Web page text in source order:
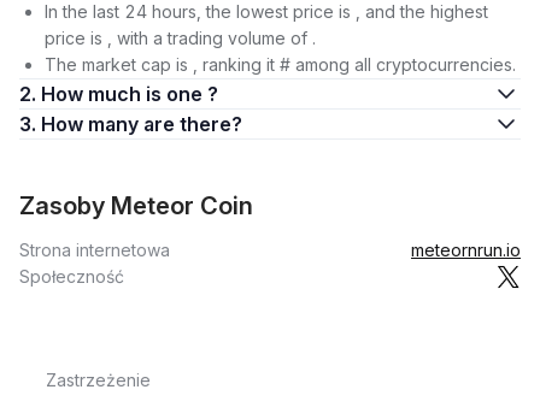
In the last 24 hours, the lowest price is , and the highest
price is , with a trading volume of .
The market cap is , ranking it # among all cryptocurrencies.
2. How much is one ?
3. How many are there?
Zasoby Meteor Coin
Strona internetowa
meteornrun.io
Społeczność
Zastrzeżenie